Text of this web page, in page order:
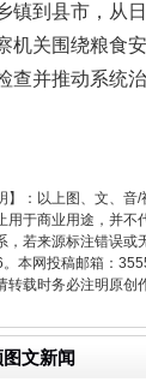
到县市，从日
机关围绕粮食
查并推动系统
】：以上图、文、
用于商业用途，并不
，若来源标注错误或
本网投稿邮箱：
转载时务必注明原创
文新闻
行业协会接连发
让核能赋能千行